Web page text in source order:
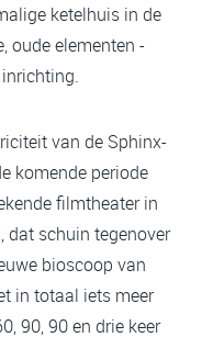
ketelhuis in de
oude elementen -
van de Sphinx-
komende periode
filmtheater in
dat schuin tegenover
bioscoop van
in totaal iets meer
90, 90 en drie keer